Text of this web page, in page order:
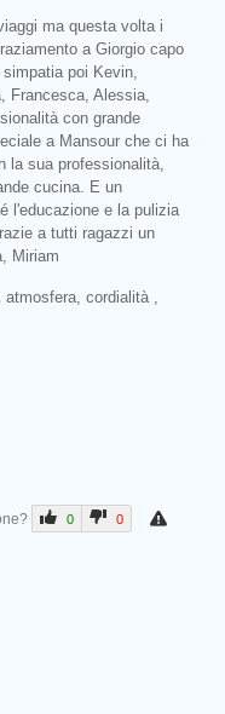
ma questa volta i
a Giorgio capo
poi Kevin,
Francesca, Alessia,
con grande
a Mansour che ci ha
la sua professionalità,
cucina. E un
l'educazione e la pulizia
a tutti ragazzi un
Miriam
atmosfera, cordialità ,
0 0